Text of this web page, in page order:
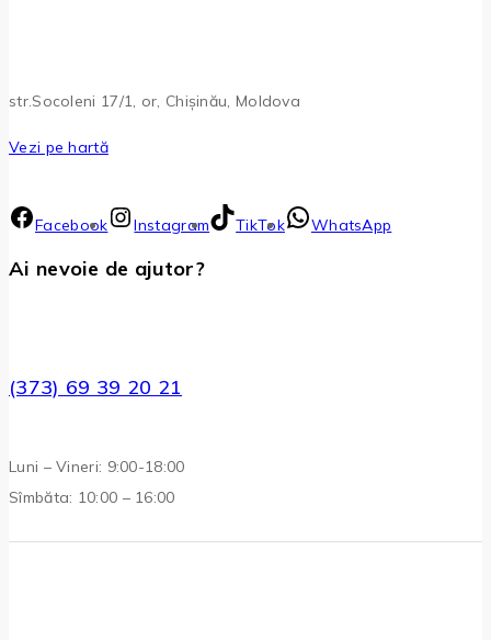
str.Socoleni 17/1, or, Chișinău, Moldova
Vezi pe hartă
Facebook Instagram TikTok WhatsApp
Ai nevoie de ajutor?
(373) 69 39 20 21
Luni – Vineri: 9:00-18:00
Sîmbăta: 10:00 – 16:00